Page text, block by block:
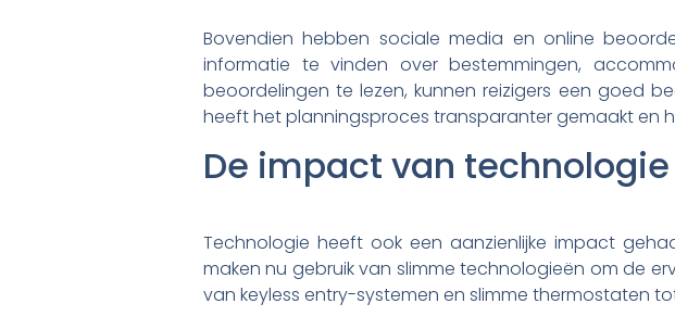
Bovendien hebben sociale media en online
informatie te vinden over bestemmingen,
beoordelingen te lezen, kunnen reizigers een goed
heeft het planningsproces transparanter gemaakt en
De impact van
Technologie heeft ook een aanzienlijke impact
maken nu gebruik van slimme technologieën om de
van keyless entry-systemen en slimme thermostaten